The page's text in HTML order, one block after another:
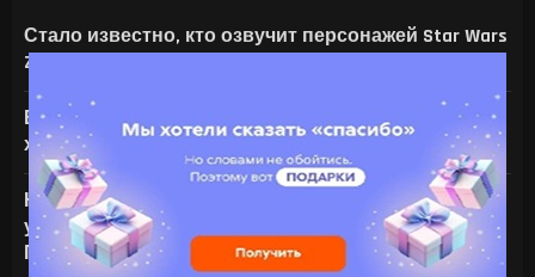
Стало известно, кто озвучит персонажей Star Wars
Zero Company
Все амулеты и кольца в Gothic 1 Remake:
характеристики и способы получения
На что только не идут ради ИИ — энтузиаст
установил серверную NVIDIA Tesla V100 в игровой
ПК с RTX 4080